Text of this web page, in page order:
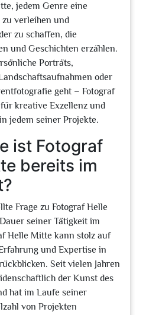
jedem Genre eine
verleihen und
zu schaffen, die
und Geschichten erzählen.
Porträts,
oder
geht – Fotograf
kreative Exzellenz und
jedem seiner Projekte.
ist Fotograf
bereits im
Frage zu Fotograf Helle
seiner Tätigkeit im
Helle Mitte kann stolz auf
und Expertise in
Seit vielen Jahren
der Kunst des
hat im Laufe seiner
von Projekten